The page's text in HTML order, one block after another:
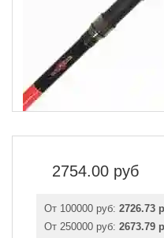
2754.00 руб
От 100000 руб: 2726.73
От 250000 руб: 2673.79